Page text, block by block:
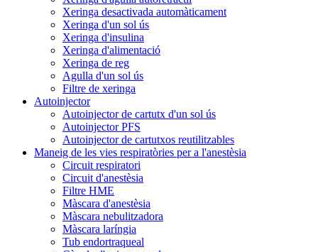
Xeringa desactivada automàticament
Xeringa d'un sol ús
Xeringa d'insulina
Xeringa d'alimentació
Xeringa de reg
Agulla d'un sol ús
Filtre de xeringa
Autoinjector
Autoinjector de cartutx d'un sol ús
Autoinjector PFS
Autoinjector de cartutxos reutilitzables
Maneig de les vies respiratòries per a l'anestèsia
Circuit respiratori
Circuit d'anestèsia
Filtre HME
Màscara d'anestèsia
Màscara nebulitzadora
Màscara laríngia
Tub endortraqueal